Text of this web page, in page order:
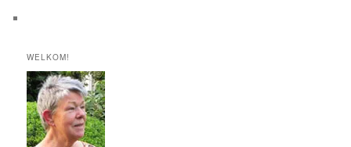
WELKOM!